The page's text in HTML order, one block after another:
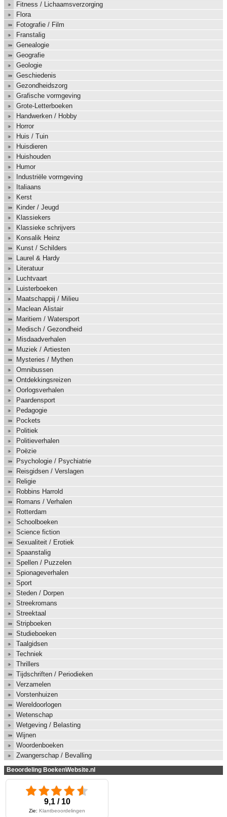
Fitness / Lichaamsverzorging
Flora
Fotografie / Film
Franstalig
Genealogie
Geografie
Geologie
Geschiedenis
Gezondheidszorg
Grafische vormgeving
Grote-Letterboeken
Handwerken / Hobby
Horror
Huis / Tuin
Huisdieren
Huishouden
Humor
Industriële vormgeving
Italiaans
Kerst
Kinder / Jeugd
Klassiekers
Klassieke schrijvers
Konsalik Heinz
Kunst / Schilders
Laurel & Hardy
Literatuur
Luchtvaart
Luisterboeken
Maatschappij / Milieu
Maclean Alistair
Maritiem / Watersport
Medisch / Gezondheid
Misdaadverhalen
Muziek / Artiesten
Mysteries / Mythen
Omnibussen
Ontdekkingsreizen
Oorlogsverhalen
Paardensport
Pedagogie
Pockets
Politiek
Politieverhalen
Poëzie
Psychologie / Psychiatrie
Reisgidsen / Verslagen
Religie
Robbins Harrold
Romans / Verhalen
Rotterdam
Schoolboeken
Science fiction
Sexualiteit / Erotiek
Spaanstalig
Spellen / Puzzelen
Spionageverhalen
Sport
Steden / Dorpen
Streekromans
Streektaal
Stripboeken
Studieboeken
Taalgidsen
Techniek
Thrillers
Tijdschriften / Periodieken
Verzamelen
Vorstenhuizen
Wereldoorlogen
Wetenschap
Wetgeving / Belasting
Wijnen
Woordenboeken
Zwangerschap / Bevalling
Beoordeling BoekenWebsite.nl
9,1 / 10
Zie: Klantbeoordelingen